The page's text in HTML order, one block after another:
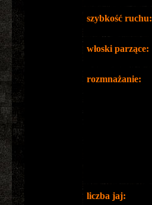
szybkość ruchu:
włoski parzące:
rozmnażanie:
liczba jaj: